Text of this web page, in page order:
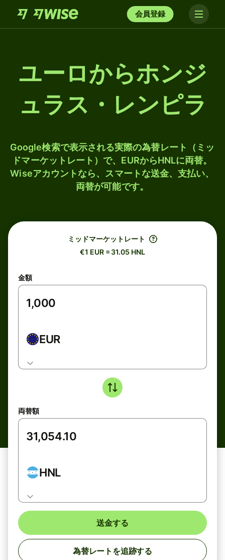
会員登録
ユーロからホンジ
ュラス・レンピラ
Google検索で表示される実際の為替レート（ミッ
ドマーケットレート）で、EURからHNLに両替。
Wiseアカウントなら、スマートな送金、支払い、
両替が可能です。
ミッドマーケットレート
€1 EUR = 31.05 HNL
金額
EUR
両替額
HNL
送金する
為替レートを追跡する